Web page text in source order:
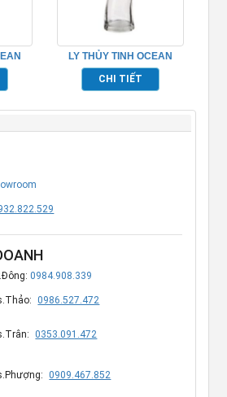
LY THỦY TINH OCEAN
SALSA HI BALL
TP_1B19212
CHI TIẾT
0984.908.339
0986.527.472
0353.091.472
0909.467.852